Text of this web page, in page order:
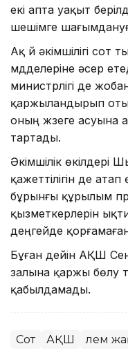
екі апта уақыт
шешімге
Ақ үй әкімшілігі сот
мүдделеріне әсер
министрлігі де
қаржыландырып
оның жүзеге асуына
тартады.
Әкімшілік
қажеттілігін де
бұрынғы құрылым
қызметкерлерін
деңгейде
Бұған дейін АҚШ
залына қаржы бөлу
қабылдамады.
Сот АҚШ Әлем